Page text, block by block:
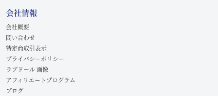
会社情報
会社概要
問い合わせ
特定商取引表示
プライバシーポリシー
ラブドール 画像
アフィリエートプログラム
ブログ